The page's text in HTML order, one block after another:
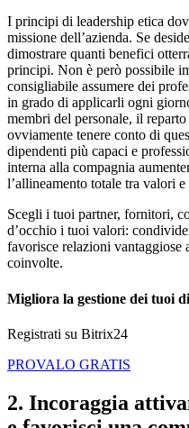
I principi di leadership etica
missione dell’azienda. Se
dimostrare quanti benefici
principi. Non è però possibile
consigliabile assumere dei
in grado di applicarli ogni
membri del personale, il
ovviamente tenere conto di
dipendenti più capaci e
interna alla compagnia
l’allineamento totale tra valori
Scegli i tuoi partner, fornitori,
d’occhio i tuoi valori:
favorisce relazioni vantaggiose
coinvolte.
Migliora la gestione dei tuoi
Registrati su Bitrix24
PROVALO GRATIS
2. Incoraggia